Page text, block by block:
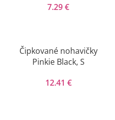
7.29€
Čipkované nohavičky
Pinkie Black, S
12.41 €